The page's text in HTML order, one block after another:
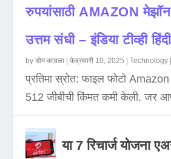
रुपयांसाठी AMAZON
उत्तम संधी – इंडिया टीव्ही हिंदी
byडोम कावळा |फेब्रुवारी 10, 2025 |Technology
प्रतिमा स्रोत: फाइल फोटो
512 जीबीची किंमत कमी केली. जर
या 7 रिचार्ज योजना